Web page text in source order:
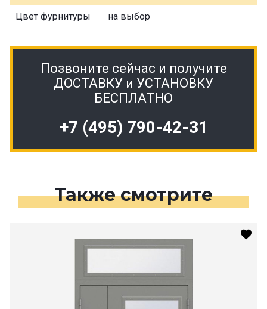
Цвет фурнитуры на выбор
Позвоните сейчас и получите
ДОСТАВКУ и УСТАНОВКУ
БЕСПЛАТНО
+7 (495) 790-42-31
Также смотрите